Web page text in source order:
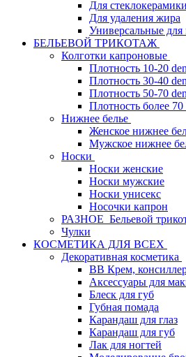
Для стеклокерамики
Для удаления жира
Универсальные для
БЕЛЬЕВОЙ ТРИКОТАЖ
Колготки капроновые
Плотность 10-20 den
Плотность 30-40 den
Плотность 50-70 den
Плотность более
Нижнее белье
Женское нижнее
Мужское нижнее
Носки
Носки женские
Носки мужские
Носки унисекс
Носочки капрон
РАЗНОЕ_Бельевой
Чулки
КОСМЕТИКА ДЛЯ ВСЕХ
Декоративная косметика
BB Крем,
Аксессуары для
Блеск для губ
Губная помада
Карандаш для глаз
Карандаш для губ
Лак для ногтей